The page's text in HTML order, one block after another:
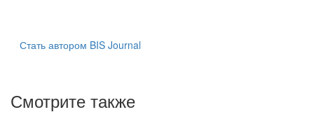
Стать автором BIS Journal
Смотрите также